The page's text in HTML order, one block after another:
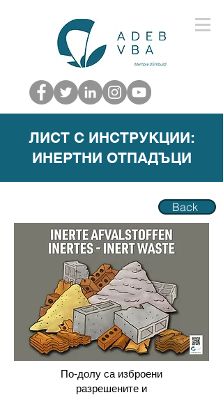
ЛИСТ С ИНСТРУКЦИИ:
ИНЕРТНИ ОТПАДЪЦИ
Back
По-долу са изброени
разрешените и